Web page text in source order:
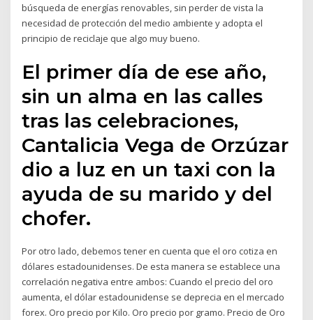
búsqueda de energías renovables, sin perder de vista la
necesidad de protección del medio ambiente y adopta el
principio de reciclaje que algo muy bueno.
El primer día de ese año,
sin un alma en las calles
tras las celebraciones,
Cantalicia Vega de Orzúzar
dio a luz en un taxi con la
ayuda de su marido y del
chofer.
Por otro lado, debemos tener en cuenta que el oro cotiza en
dólares estadounidenses. De esta manera se establece una
correlación negativa entre ambos: Cuando el precio del oro
aumenta, el dólar estadounidense se deprecia en el mercado
forex. Oro precio por Kilo. Oro precio por gramo. Precio de Oro